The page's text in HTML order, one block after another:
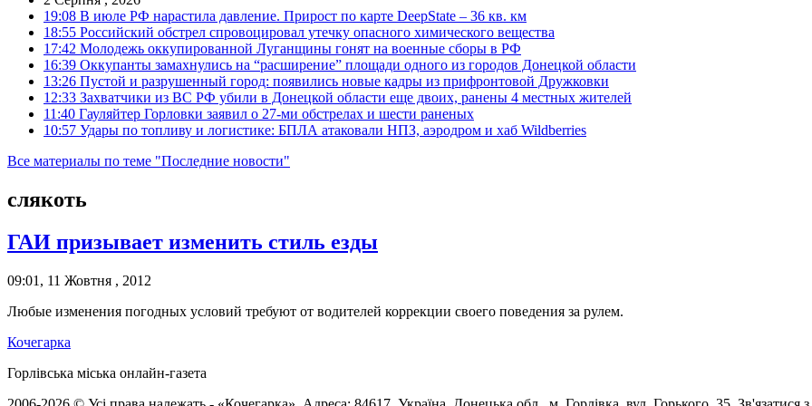
19:08 В июле РФ нарастила давление. Прирост по карте DeepState – 36 кв. км
18:55 Российский обстрел спровоцировал утечку опасного химического вещества
17:42 Молодежь оккупированной Луганщины гонят на военные сборы в РФ
16:39 Оккупанты замахнулись на “расширение” площади одного из городов Донецкой области
13:26 Пустой и разрушенный город: появились новые кадры из прифронтовой Дружковки
12:33 Захватчики из ВС РФ убили в Донецкой области еще двоих, ранены 4 местных жителей
11:40 Гауляйтер Горловки заявил о 27-ми обстрелах и шести раненых
10:57 Удары по топливу и логистике: БПЛА атаковали НПЗ, аэродром и хаб Wildberries
Все материалы по теме "Последние новости"
слякоть
ГАИ призывает изменить стиль езды
09:01, 11 Жовтня , 2012
Любые изменения погодных условий требуют от водителей коррекции своего поведения за рулем.
Кочегарка
Горлівська міська онлайн-газета